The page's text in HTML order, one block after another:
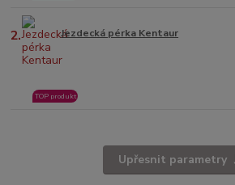
2. Jezdecká pérka Kentaur
TOP produkt
Upřesnit parametry